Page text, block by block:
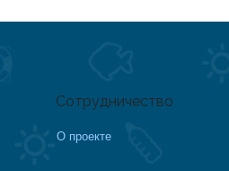
Сотрудничество
О проекте